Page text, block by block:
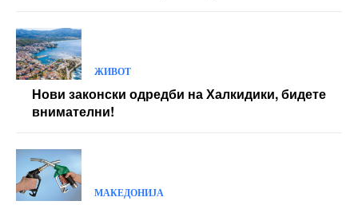
ЖИВОТ
Нови законски одредби на Халкидики, бидете
внимателни!
МАКЕДОНИЈА